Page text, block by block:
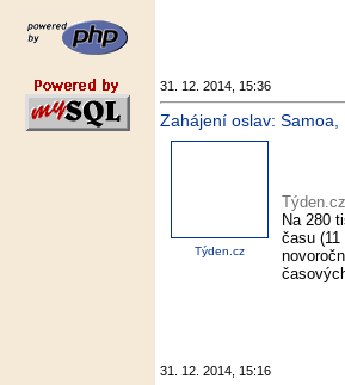
31. 12. 2014, 15:36
Zahájení oslav:
Týden.cz
Týden.cz
Na 280
času
31. 12. 2014, 15:16